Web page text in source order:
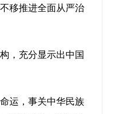
移推进全面从严治
，充分显示出中国
运，事关中华民族